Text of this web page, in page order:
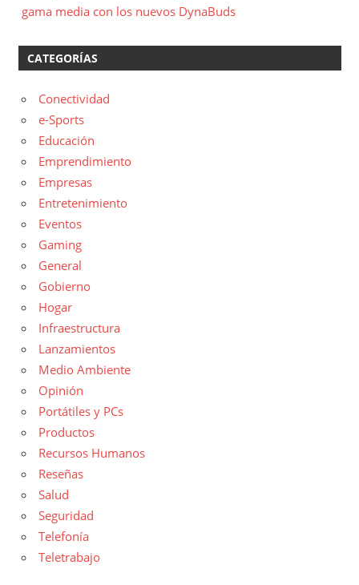
gama media con los nuevos DynaBuds
CATEGORÍAS
Conectividad
e-Sports
Educación
Emprendimiento
Empresas
Entretenimiento
Eventos
Gaming
General
Gobierno
Hogar
Infraestructura
Lanzamientos
Medio Ambiente
Opinión
Portátiles y PCs
Productos
Recursos Humanos
Reseñas
Salud
Seguridad
Telefonía
Teletrabajo